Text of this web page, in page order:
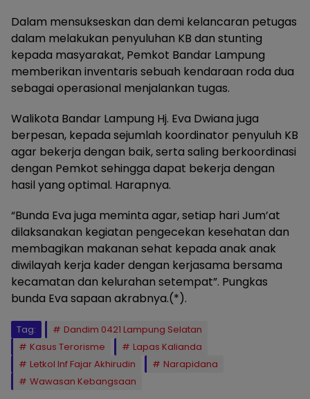
Dalam mensukseskan dan demi kelancaran petugas
dalam melakukan penyuluhan KB dan stunting
kepada masyarakat, Pemkot Bandar Lampung
memberikan inventaris sebuah kendaraan roda dua
sebagai operasional menjalankan tugas.
Walikota Bandar Lampung Hj. Eva Dwiana juga
berpesan, kepada sejumlah koordinator penyuluh KB
agar bekerja dengan baik, serta saling berkoordinasi
dengan Pemkot sehingga dapat bekerja dengan
hasil yang optimal. Harapnya.
“Bunda Eva juga meminta agar, setiap hari Jum’at
dilaksanakan kegiatan pengecekan kesehatan dan
membagikan makanan sehat kepada anak anak
diwilayah kerja kader dengan kerjasama bersama
kecamatan dan kelurahan setempat”. Pungkas
bunda Eva sapaan akrabnya.(*).
Tag:
Dandim 0421 Lampung Selatan
Kasus Terorisme
Lapas Kalianda
Letkol Inf Fajar Akhirudin
Narapidana
Wawasan Kebangsaan